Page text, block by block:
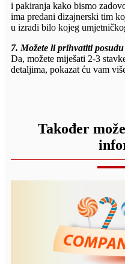
i pakiranja kako bismo
ima predani dizajnerski tim
u izradi bilo kojeg
7. Možete li prihvatiti
Da, možete miješati 2-3
detaljima, pokazat ću vam
Također